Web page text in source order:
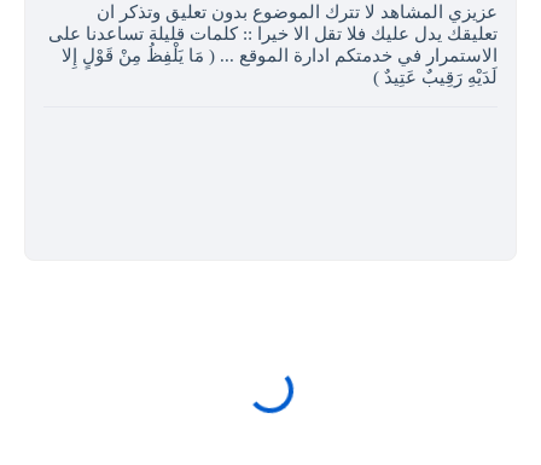
عزيزي المشاهد لا تترك الموضوع بدون تعليق وتذكر ان
تعليقك يدل عليك فلا تقل الا خيرا :: كلمات قليلة تساعدنا على
الاستمرار في خدمتكم ادارة الموقع ... ( مَا يَلْفِظُ مِنْ قَوْلٍ إِلا
لَدَيْهِ رَقِيبٌ عَتِيدٌ )